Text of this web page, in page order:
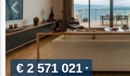
€ 2 571 021